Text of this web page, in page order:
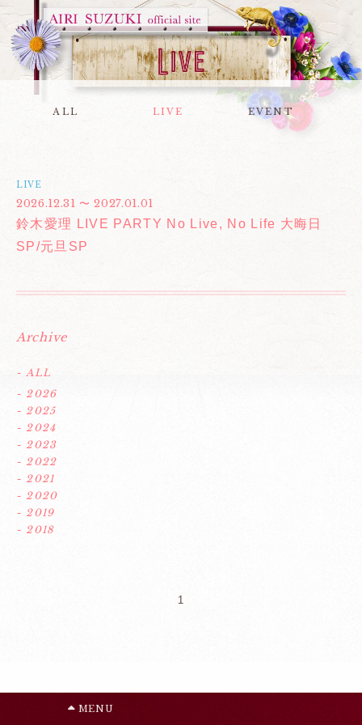
ALL LIVE EVENT
LIVE
2026.12.31 〜 2027.01.01
鈴木愛理 LIVE PARTY No Live, No Life 大晦日
SP/元旦SP
Archive
- ALL
- 2026
- 2025
- 2024
- 2023
- 2022
- 2021
- 2020
- 2019
- 2018
1
MENU